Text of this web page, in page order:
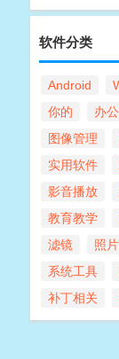
软件分类
Android
你的
办
图像管理
实用软件
影音播放
教育教学
滤镜
照片
系统工具
补丁相关